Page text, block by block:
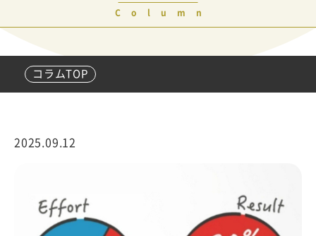
Column
コラムTOP
2025.09.12